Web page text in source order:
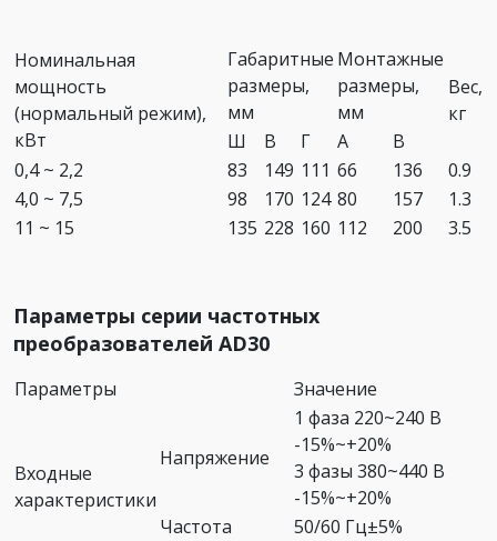
Номинальная
мощность
(нормальный режим),
кВт
Габаритные
размеры,
мм
Монтажные
размеры,
мм
Вес,
кг
Ш
В Г А
В
0,4 ~ 2,2
83 149 111 66 136
0.9
4,0 ~ 7,5
98 170 124 80 157
1.3
11 ~ 15
135 228 160 112 200 3.5
Параметры серии частотных
преобразователей AD30
Параметры Значение
Входные
характеристики
Напряжение
1 фаза 220~240 В
-15%~+20%
3 фазы 380~440 В
-15%~+20%
Частота
50/60 Гц±5%